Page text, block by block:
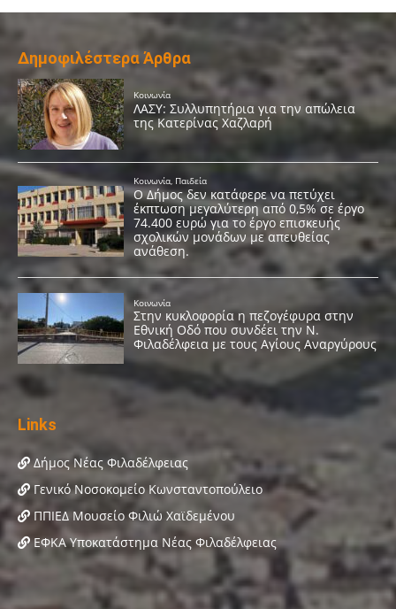
Δημοφιλέστερα Άρθρα
Links
Δήμος Νέας Φιλαδέλφειας
Γενικό Νοσοκομείο Κωνσταντοπούλειο
ΠΠΙΕΔ Μουσείο Φιλιώ Χαϊδεμένου
ΕΦΚΑ Υποκατάστημα Νέας Φιλαδέλφειας